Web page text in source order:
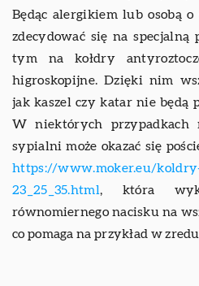
Będąc alergikiem lub osobą o
zdecydować się na specjalną
tym na kołdry
higroskopijne. Dzięki nim
jak kaszel czy katar nie będą
W niektórych przypadkach
sypialni może okazać się
https://www.moker.eu/
23_25_35.html, która
równomiernego nacisku na
co pomaga na przykład w